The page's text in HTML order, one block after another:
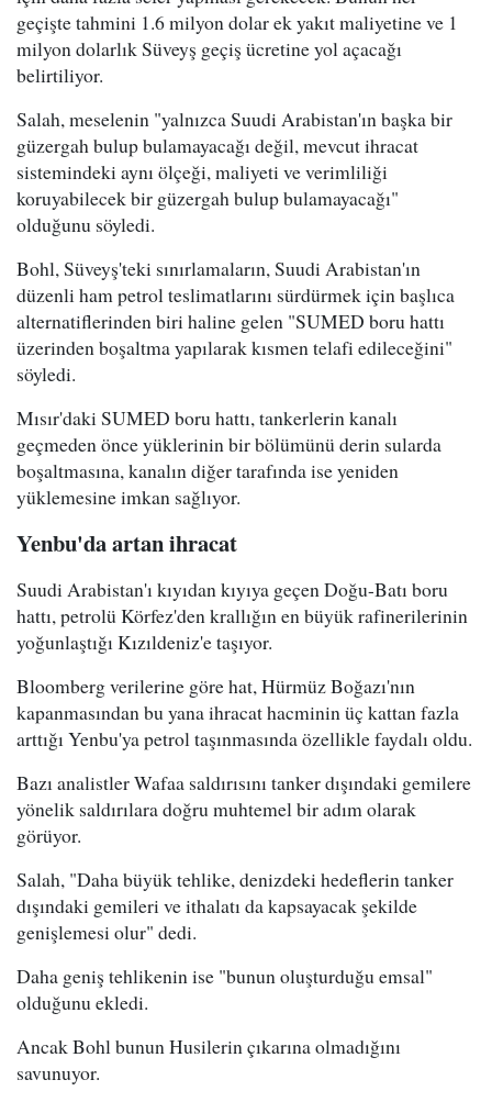
geçişte tahmini 1.6 milyon dolar ek yakıt maliyetine ve 1
milyon dolarlık Süveyş geçiş ücretine yol açacağı
belirtiliyor.
Salah, meselenin "yalnızca Suudi Arabistan'ın başka bir
güzergah bulup bulamayacağı değil, mevcut ihracat
sistemindeki aynı ölçeği, maliyeti ve verimliliği
koruyabilecek bir güzergah bulup bulamayacağı"
olduğunu söyledi.
Bohl, Süveyş'teki sınırlamaların, Suudi Arabistan'ın
düzenli ham petrol teslimatlarını sürdürmek için başlıca
alternatiflerinden biri haline gelen "SUMED boru hattı
üzerinden boşaltma yapılarak kısmen telafi edileceğini"
söyledi.
Mısır'daki SUMED boru hattı, tankerlerin kanalı
geçmeden önce yüklerinin bir bölümünü derin sularda
boşaltmasına, kanalın diğer tarafında ise yeniden
yüklemesine imkan sağlıyor.
Yenbu'da artan ihracat
Suudi Arabistan'ı kıyıdan kıyıya geçen Doğu-Batı boru
hattı, petrolü Körfez'den krallığın en büyük rafinerilerinin
yoğunlaştığı Kızıldeniz'e taşıyor.
Bloomberg verilerine göre hat, Hürmüz Boğazı'nın
kapanmasından bu yana ihracat hacminin üç kattan fazla
arttığı Yenbu'ya petrol taşınmasında özellikle faydalı oldu.
Bazı analistler Wafaa saldırısını tanker dışındaki gemilere
yönelik saldırılara doğru muhtemel bir adım olarak
görüyor.
Salah, "Daha büyük tehlike, denizdeki hedeflerin tanker
dışındaki gemileri ve ithalatı da kapsayacak şekilde
genişlemesi olur" dedi.
Daha geniş tehlikenin ise "bunun oluşturduğu emsal"
olduğunu ekledi.
Ancak Bohl bunun Husilerin çıkarına olmadığını
savunuyor.